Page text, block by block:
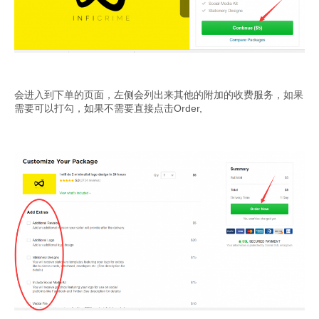
会进入到下单的页面，左侧会列出来其他的附加的收费服务，如果
需要可以打勾，如果不需要直接点击Order,